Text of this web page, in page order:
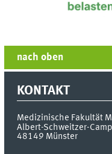
nach oben
KONTAKT
Medizinische Fakultät
Albert-Schweitzer-
48149 Münster